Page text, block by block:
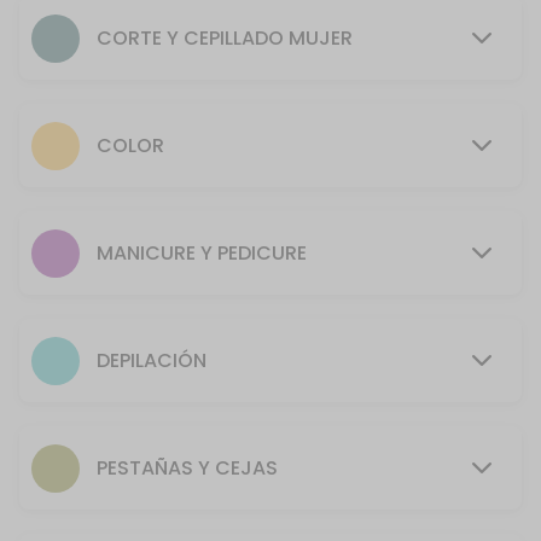
50 min · COP2.0
Depilaci&oacute;n rostro
Manicure + Pedicure
Barba
40 min · COP32000.0
Estimado cliente, por normatividad de Bioseguridad, a todo
80 min · COP3.0
CORTE Y CEPILLADO MUJER
COLOR
MANICURE Y PEDICURE
DEPILACIÓN
PESTAÑAS Y CEJAS